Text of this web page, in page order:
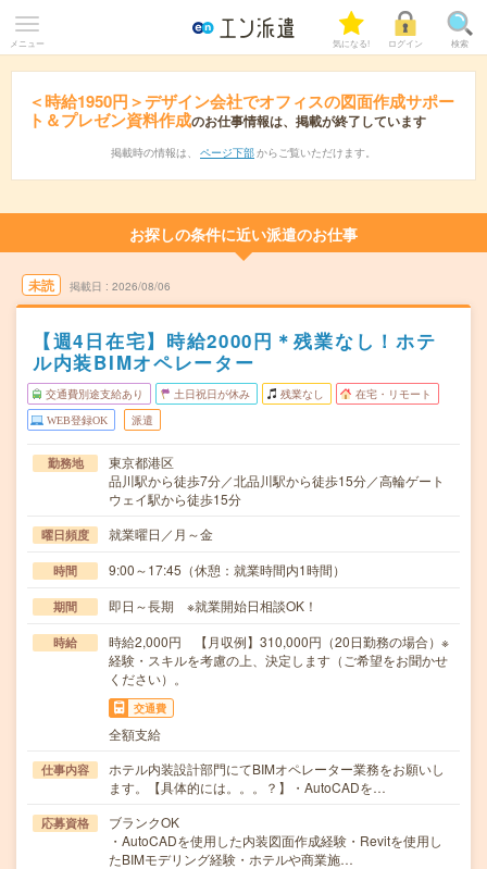
メニュー 気になる! ログイン 検索
＜時給1950円＞デザイン会社でオフィスの図面作成サポー
ト＆プレゼン資料作成のお仕事情報は、掲載が終了しています
掲載時の情報は、 ページ下部 からご覧いただけます。
お探しの条件に近い派遣のお仕事
未読 掲載日 2026/08/06
【週4日在宅】時給2000円＊残業なし！ホテ
ル内装BIMオペレーター
交通費別途支給あり 土日祝日が休み 残業なし 在宅・リモート
WEB登録OK 派遣
勤務地
東京都港区
品川駅から徒歩7分／北品川駅から徒歩15分／高輪ゲート
ウェイ駅から徒歩15分
曜日頻度 就業曜日／月～金
時間 9:00～17:45（休憩：就業時間内1時間）
期間 即日～長期 ※就業開始日相談OK！
時給
時給2,000円 【月収例】310,000円（20日勤務の場合）※
経験・スキルを考慮の上、決定します（ご希望をお聞かせ
ください）。
交通費
全額支給
仕事内容
ホテル内装設計部門にてBIMオペレーター業務をお願いし
ます。【具体的には。。。？】・AutoCADを…
応募資格
ブランクOK
・AutoCADを使用した内装図面作成経験・Revitを使用し
たBIMモデリング経験・ホテルや商業施…